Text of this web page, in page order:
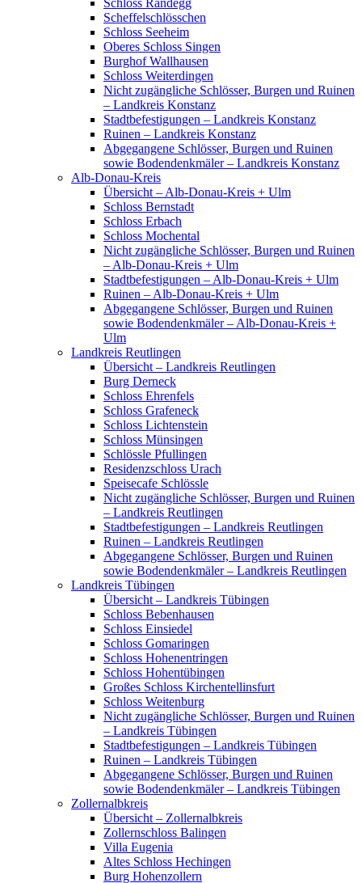
Schloss Randegg
Scheffelschlösschen
Schloss Seeheim
Oberes Schloss Singen
Burghof Wallhausen
Schloss Weiterdingen
Nicht zugängliche Schlösser, Burgen und Ruinen
– Landkreis Konstanz
Stadtbefestigungen – Landkreis Konstanz
Ruinen – Landkreis Konstanz
Abgegangene Schlösser, Burgen und Ruinen
sowie Bodendenkmäler – Landkreis Konstanz
Alb-Donau-Kreis
Übersicht – Alb-Donau-Kreis + Ulm
Schloss Bernstadt
Schloss Erbach
Schloss Mochental
Nicht zugängliche Schlösser, Burgen und Ruinen
– Alb-Donau-Kreis + Ulm
Stadtbefestigungen – Alb-Donau-Kreis + Ulm
Ruinen – Alb-Donau-Kreis + Ulm
Abgegangene Schlösser, Burgen und Ruinen
sowie Bodendenkmäler – Alb-Donau-Kreis +
Ulm
Landkreis Reutlingen
Übersicht – Landkreis Reutlingen
Burg Derneck
Schloss Ehrenfels
Schloss Grafeneck
Schloss Lichtenstein
Schloss Münsingen
Schlössle Pfullingen
Residenzschloss Urach
Speisecafe Schlössle
Nicht zugängliche Schlösser, Burgen und Ruinen
– Landkreis Reutlingen
Stadtbefestigungen – Landkreis Reutlingen
Ruinen – Landkreis Reutlingen
Abgegangene Schlösser, Burgen und Ruinen
sowie Bodendenkmäler – Landkreis Reutlingen
Landkreis Tübingen
Übersicht – Landkreis Tübingen
Schloss Bebenhausen
Schloss Einsiedel
Schloss Gomaringen
Schloss Hohenentringen
Schloss Hohentübingen
Großes Schloss Kirchentellinsfurt
Schloss Weitenburg
Nicht zugängliche Schlösser, Burgen und Ruinen
– Landkreis Tübingen
Stadtbefestigungen – Landkreis Tübingen
Ruinen – Landkreis Tübingen
Abgegangene Schlösser, Burgen und Ruinen
sowie Bodendenkmäler – Landkreis Tübingen
Zollernalbkreis
Übersicht – Zollernalbkreis
Zollernschloss Balingen
Villa Eugenia
Altes Schloss Hechingen
Burg Hohenzollern